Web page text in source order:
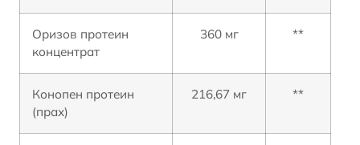
Оризов протеин
концентрат
360 мг **
Конопен протеин
(прах)
216,67 мг **